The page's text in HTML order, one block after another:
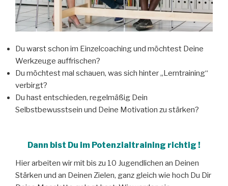
Du warst schon im Einzelcoaching und möchtest Deine
Werkzeuge auffrischen?
Du möchtest mal schauen, was sich hinter „Lerntraining“
verbirgt?
Du hast entschieden, regelmäßig Dein
Selbstbewusstsein und Deine Motivation zu stärken?
Dann bist Du im Potenzialtraining richtig !
Hier arbeiten wir mit bis zu 10 Jugendlichen an Deinen
Stärken und an Deinen Zielen, ganz gleich wie hoch Du Dir